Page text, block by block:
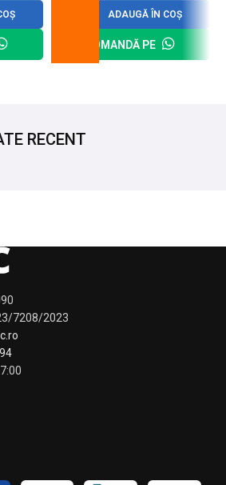
ADAUGĂ ÎN COȘ
COMANDĂ PE
RECENT
7208/2023